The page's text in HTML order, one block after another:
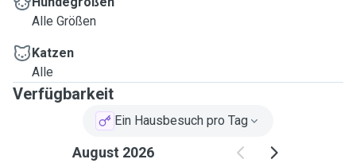
Alle Größen
Katzen
Alle
Verfügbarkeit
Ein Hausbesuch pro Tag
August 2026